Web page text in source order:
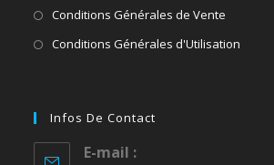
Conditions Générales de Vente
Conditions Générales d'Utilisation
Infos De Contact
E-mail :